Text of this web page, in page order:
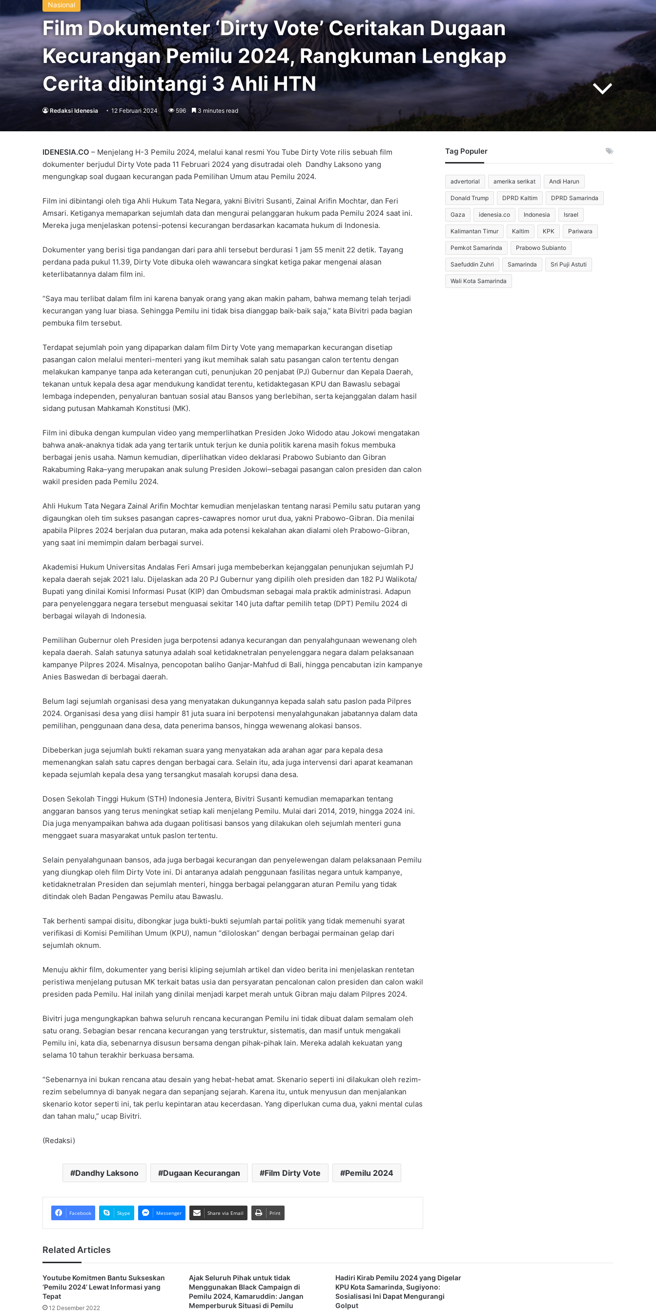
Nasional
Film Dokumenter ‘Dirty Vote’ Ceritakan Dugaan
Kecurangan Pemilu 2024, Rangkuman Lengkap
Cerita dibintangi 3 Ahli HTN
Redaksi Idenesia 12 Februari 2024 596 3 minutes read
IDENESIA.CO – Menjelang H-3 Pemilu 2024, melalui kanal resmi You Tube Dirty Vote rilis sebuah film
dokumenter berjudul Dirty Vote pada 11 Februari 2024 yang disutradai oleh Dandhy Laksono yang
mengungkap soal dugaan kecurangan pada Pemilihan Umum atau Pemilu 2024.
Film ini dibintangi oleh tiga Ahli Hukum Tata Negara, yakni Bivitri Susanti, Zainal Arifin Mochtar, dan Feri
Amsari. Ketiganya memaparkan sejumlah data dan mengurai pelanggaran hukum pada Pemilu 2024 saat ini.
Mereka juga menjelaskan potensi-potensi kecurangan berdasarkan kacamata hukum di Indonesia.
Dokumenter yang berisi tiga pandangan dari para ahli tersebut berdurasi 1 jam 55 menit 22 detik. Tayang
perdana pada pukul 11.39, Dirty Vote dibuka oleh wawancara singkat ketiga pakar mengenai alasan
keterlibatannya dalam film ini.
“Saya mau terlibat dalam film ini karena banyak orang yang akan makin paham, bahwa memang telah terjadi
kecurangan yang luar biasa. Sehingga Pemilu ini tidak bisa dianggap baik-baik saja,” kata Bivitri pada bagian
pembuka film tersebut.
Terdapat sejumlah poin yang dipaparkan dalam film Dirty Vote yang memaparkan kecurangan disetiap
pasangan calon melalui menteri-menteri yang ikut memihak salah satu pasangan calon tertentu dengan
melakukan kampanye tanpa ada keterangan cuti, penunjukan 20 penjabat (PJ) Gubernur dan Kepala Daerah,
tekanan untuk kepala desa agar mendukung kandidat terentu, ketidaktegasan KPU dan Bawaslu sebagai
lembaga independen, penyaluran bantuan sosial atau Bansos yang berlebihan, serta kejanggalan dalam hasil
sidang putusan Mahkamah Konstitusi (MK).
Film ini dibuka dengan kumpulan video yang memperlihatkan Presiden Joko Widodo atau Jokowi mengatakan
bahwa anak-anaknya tidak ada yang tertarik untuk terjun ke dunia politik karena masih fokus membuka
berbagai jenis usaha. Namun kemudian, diperlihatkan video deklarasi Prabowo Subianto dan Gibran
Rakabuming Raka–yang merupakan anak sulung Presiden Jokowi–sebagai pasangan calon presiden dan calon
wakil presiden pada Pemilu 2024.
Ahli Hukum Tata Negara Zainal Arifin Mochtar kemudian menjelaskan tentang narasi Pemilu satu putaran yang
digaungkan oleh tim sukses pasangan capres-cawapres nomor urut dua, yakni Prabowo-Gibran. Dia menilai
apabila Pilpres 2024 berjalan dua putaran, maka ada potensi kekalahan akan dialami oleh Prabowo-Gibran,
yang saat ini memimpin dalam berbagai survei.
Akademisi Hukum Universitas Andalas Feri Amsari juga membeberkan kejanggalan penunjukan sejumlah PJ
kepala daerah sejak 2021 lalu. Dijelaskan ada 20 PJ Gubernur yang dipilih oleh presiden dan 182 PJ Walikota/
Bupati yang dinilai Komisi Informasi Pusat (KIP) dan Ombudsman sebagai mala praktik administrasi. Adapun
para penyelenggara negara tersebut menguasai sekitar 140 juta daftar pemilih tetap (DPT) Pemilu 2024 di
berbagai wilayah di Indonesia.
Pemilihan Gubernur oleh Presiden juga berpotensi adanya kecurangan dan penyalahgunaan wewenang oleh
kepala daerah. Salah satunya satunya adalah soal ketidaknetralan penyelenggara negara dalam pelaksanaan
kampanye Pilpres 2024. Misalnya, pencopotan baliho Ganjar-Mahfud di Bali, hingga pencabutan izin kampanye
Anies Baswedan di berbagai daerah.
Belum lagi sejumlah organisasi desa yang menyatakan dukungannya kepada salah satu paslon pada Pilpres
2024. Organisasi desa yang diisi hampir 81 juta suara ini berpotensi menyalahgunakan jabatannya dalam data
pemilihan, penggunaan dana desa, data penerima bansos, hingga wewenang alokasi bansos.
Dibeberkan juga sejumlah bukti rekaman suara yang menyatakan ada arahan agar para kepala desa
memenangkan salah satu capres dengan berbagai cara. Selain itu, ada juga intervensi dari aparat keamanan
kepada sejumlah kepala desa yang tersangkut masalah korupsi dana desa.
Dosen Sekolah Tinggi Hukum (STH) Indonesia Jentera, Bivitri Susanti kemudian memaparkan tentang
anggaran bansos yang terus meningkat setiap kali menjelang Pemilu. Mulai dari 2014, 2019, hingga 2024 ini.
Dia juga menyampaikan bahwa ada dugaan politisasi bansos yang dilakukan oleh sejumlah menteri guna
menggaet suara masyarakat untuk paslon tertentu.
Selain penyalahgunaan bansos, ada juga berbagai kecurangan dan penyelewengan dalam pelaksanaan Pemilu
yang diungkap oleh film Dirty Vote ini. Di antaranya adalah penggunaan fasilitas negara untuk kampanye,
ketidaknetralan Presiden dan sejumlah menteri, hingga berbagai pelanggaran aturan Pemilu yang tidak
ditindak oleh Badan Pengawas Pemilu atau Bawaslu.
Tak berhenti sampai disitu, dibongkar juga bukti-bukti sejumlah partai politik yang tidak memenuhi syarat
verifikasi di Komisi Pemilihan Umum (KPU), namun “diloloskan” dengan berbagai permainan gelap dari
sejumlah oknum.
Menuju akhir film, dokumenter yang berisi kliping sejumlah artikel dan video berita ini menjelaskan rentetan
peristiwa menjelang putusan MK terkait batas usia dan persyaratan pencalonan calon presiden dan calon wakil
presiden pada Pemilu. Hal inilah yang dinilai menjadi karpet merah untuk Gibran maju dalam Pilpres 2024.
Bivitri juga mengungkapkan bahwa seluruh rencana kecurangan Pemilu ini tidak dibuat dalam semalam oleh
satu orang. Sebagian besar rencana kecurangan yang terstruktur, sistematis, dan masif untuk mengakali
Pemilu ini, kata dia, sebenarnya disusun bersama dengan pihak-pihak lain. Mereka adalah kekuatan yang
selama 10 tahun terakhir berkuasa bersama.
“Sebenarnya ini bukan rencana atau desain yang hebat-hebat amat. Skenario seperti ini dilakukan oleh rezim-
rezim sebelumnya di banyak negara dan sepanjang sejarah. Karena itu, untuk menyusun dan menjalankan
skenario kotor seperti ini, tak perlu kepintaran atau kecerdasan. Yang diperlukan cuma dua, yakni mental culas
dan tahan malu,” ucap Bivitri.
(Redaksi)
Dandhy Laksono Dugaan Kecurangan Film Dirty Vote Pemilu 2024
Facebook Skype Messenger Share via Email Print
Tag Populer
advertorial amerika serikat Andi Harun
Donald Trump DPRD Kaltim DPRD Samarinda
Gaza idenesia.co Indonesia Israel
Kalimantan Timur Kaltim KPK Pariwara
Pemkot Samarinda Prabowo Subianto
Saefuddin Zuhri Samarinda Sri Puji Astuti
Wali Kota Samarinda
Related Articles
Youtube Komitmen Bantu Sukseskan
‘Pemilu 2024’ Lewat Informasi yang
Tepat
12 Desember 2022
Ajak Seluruh Pihak untuk tidak
Menggunakan Black Campaign di
Pemilu 2024, Kamaruddin: Jangan
Memperburuk Situasi di Pemilu
Hadiri Kirab Pemilu 2024 yang Digelar
KPU Kota Samarinda, Sugiyono:
Sosialisasi Ini Dapat Mengurangi
Golput